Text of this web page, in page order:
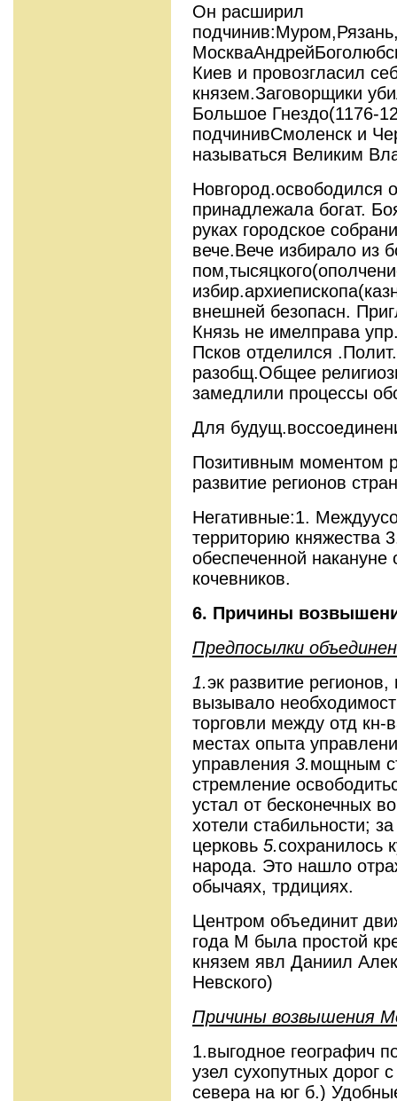
Он расширил
Киев и провозгласил
князем.Заговорщики
Большое Гнездо(1176-
подчинивСмоленск и
называться Великим
Новгород.освободился
принадлежала богат.
руках городское
вече.Вече избирало из
внешней безопасн.
Князь не имелправа
Псков отделился
разобщ.Общее
замедлили процессы
Для
Позитивным моментом
развитие регионов
Негативные:1.
территорию княжества
обеспеченной
кочевников.
6. Причины
Предпосылки
1.эк развитие
вызывало
торговли между отд
местах опыта
управления 3.мощным
стремление
устал от бесконечных
хотели стабильности;
церковь 5.сохранилось
народа. Это нашло
обычаях, трдициях.
Центром объединит
года М была простой
князем явл Даниил
Невского)
Причины возвышения
1.выгодное географич
узел сухопутных дорог
севера на юг б.)